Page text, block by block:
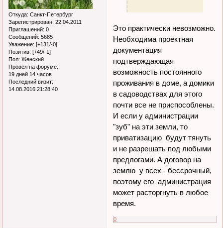
Откуда: Санкт-Петербург
Зарегистрирован: 22.04.2011
Приглашений: 0
Сообщений: 5685
Уважение: [+131/-0]
Позитив: [+49/-1]
Пол: Женский
Провел на форуме:
19 дней 14 часов
Последний визит:
14.08.2016 21:28:40
Это практически невозможно.
Необходима проектная
документация
подтверждающая
возможность постоянного
проживания в доме, а домики
в садоводствах для этого
почти все не приспособлены.
И если у администрации
"зуб" на эти земли, то
приватизацию будут тянуть
и не разрешать под любыми
предлогами. А договор на
землю у всех - бессрочный,
поэтому его администрация
может расторгнуть в любое
время.
0